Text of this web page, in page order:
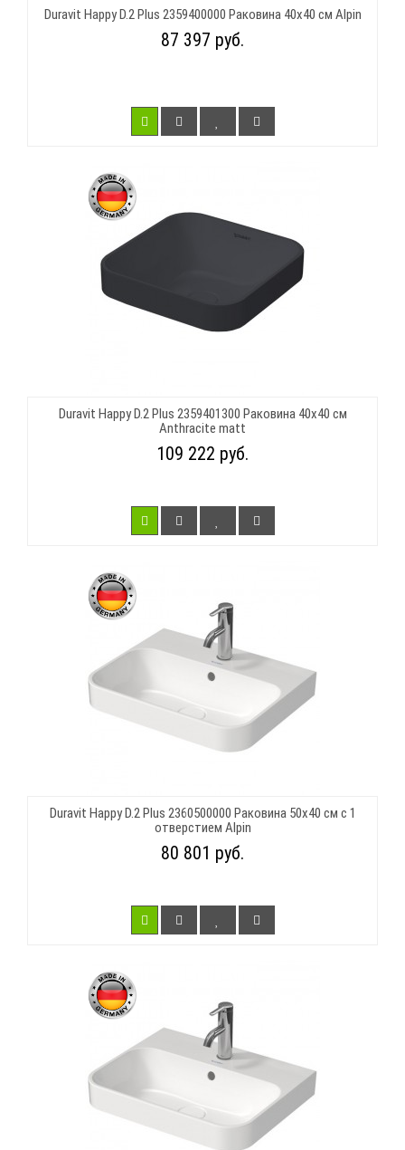
Duravit Happy D.2 Plus 2359400000 Раковина 40х40 см Alpin
87 397 руб.
Duravit Happy D.2 Plus 2359401300 Раковина 40х40 см
Anthracite matt
109 222 руб.
Duravit Happy D.2 Plus 2360500000 Раковина 50х40 см с 1
отверстием Alpin
80 801 руб.